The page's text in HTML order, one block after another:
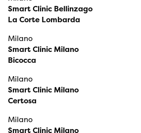
Smart Clinic Bellinzago
La Corte Lombarda
Milano
Smart Clinic Milano
Bicocca
Milano
Smart Clinic Milano
Certosa
Milano
Smart Clinic Milano